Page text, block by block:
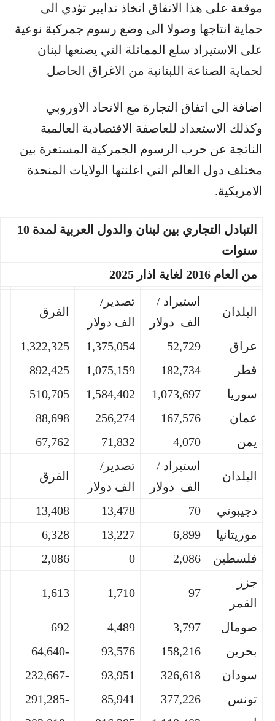
موقعة على هذا الاتفاق اتخاذ تدابير تؤدي الى
حماية انتاجها وصولا الى وضع رسوم جمركية نوعية
على الاستيراد سلع المماثلة التي يصنعها لبنان
لحماية الصناعة اللبنانية من الاغراق الحاصل
اضافة الى اتفاق التجارة مع الاتحاد الاوروبي
وكذلك الاستعداد للعاصفة الاقتصادية العالمية
الناتجة عن حرب الرسوم الجمركية المستعرة بين
مختلف دول العالم التي اعلنتها الولايات المنحدة
الامريكية.
التبادل التجاري بين لبنان والدول العربية لمدة 10
سنوات
من العام 2016 لغاية اذار 2025
البلدان
استيراد /
الف دولار
تصدير/
الف دولار
الفرق
عراق 52,729
1,375,054
1,322,325
قطر
182,734
1,075,159
892,425
سوريا
1,073,697
1,584,402
510,705
عمان
167,576
256,274
88,698
يمن
4,070
71,832
67,762
البلدان
استيراد /
الف دولار
تصدير/
الف دولار
الفرق
دجيبوتي 70
13,478
13,408
موريتانيا
6,899
13,227
6,328
فلسطين
2,086
0
2,086
جزر
القمر
97
1,710
1,613
صومال 3,797
4,489
692
بحرين
158,216
93,576
-64,640
سودان
326,618
93,951
-232,667
تونس
377,226
85,941
-291,285